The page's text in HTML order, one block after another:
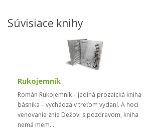
Súvisiace knihy
Rukojemník
Román Rukojemník – jediná prozaická kniha
básnika – vychádza v treťom vydaní. A hoci
venovanie znie Dežovi s pozdravom, kniha
nemá mem...